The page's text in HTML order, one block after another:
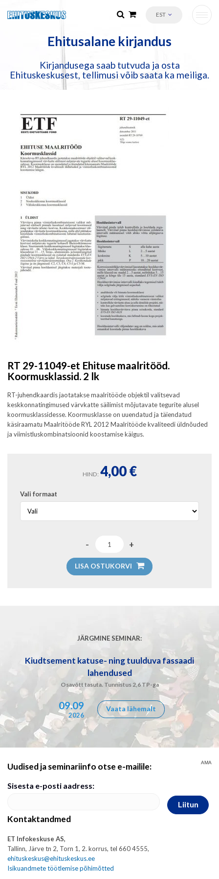
EST
Ehitusalane kirjandus
Kirjandusega saab tutvuda ja osta
Ehituskeskusest, tellimusi võib saata ka meiliga.
RT 29-11049-et Ehituse maalritööd.
Koormusklassid. 2 lk
RT-juhendkaardis jaotatakse maalritööde objektil valitsevad
keskkonnatingimused värvkatte säilimist mõjutavate tegurite alusel
koormusklassidesse. Koormusklasse on uuendatud ja täiendatud
käsiraamatu Maalritööde RYL 2012 Maalritööde kvaliteedi üldnõuded
ja viimistluskombinatsioonid koostamise käigus.
HIND: 4,00€
Vali formaat
LISA OSTUKORVI
JÄRGMINE SEMINAR:
Kiudtsement katuse- ning tuulduva fassaadi
lahendused
Osavõtt tasuta. Tunnistus 2,6 TP-ga
09.09
2026
Vaata lähemalt
Uudised ja seminariinfo otse e-mailile:
Sisesta e-posti aadress:
Liitun
Kontaktandmed
ET Infokeskuse AS,
Tallinn, Järve tn 2, Torn 1, 2. korrus, tel 660 4555,
ehituskeskus@ehituskeskus.ee
Isikuandmete töötlemise põhimõtted
AMA